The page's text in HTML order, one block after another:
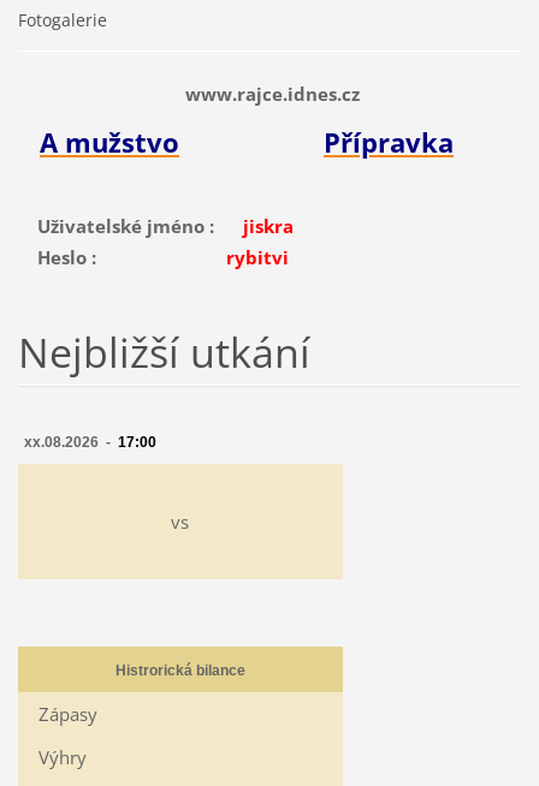
Fotogalerie
www.rajce.idnes.cz
A mužstvo Přípravka
Uživatelské jméno : jiskra
Heslo : rybitvi
Nejbližší utkání
xx.08.2026 - 17:00
vs
Histrorická bilance
Zápasy
Výhry